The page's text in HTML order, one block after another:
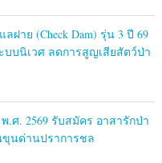
ฝาย (Check Dam) รุ่น 3 ปี 69
บนิเวศ ลดการสูญเสียสัตว์ป่า
.ศ. 2569 รับสมัคร อาสารักป่า
ขุนด่านปราการชล